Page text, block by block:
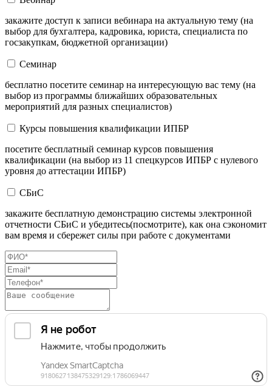
закажите доступ к записи вебинара на актуальную тему (на
выбор для бухгалтера, кадровика, юриста, специалиста по
госзакупкам, бюджетной организации)
Семинар
бесплатно посетите семинар на интересующую вас тему (на
выбор из программы ближайших образовательных
мероприятий для разных специалистов)
Курсы повышения квалификации ИПБР
посетите бесплатный семинар курсов повышения
квалификации (на выбор из 11 спецкурсов ИПБР с нулевого
уровня до аттестации ИПБР)
СБиС
закажите бесплатную демонстрацию системы электронной
отчетности СБиС и убедитесь(посмотрите), как она сэкономит
вам время и сбережет силы при работе с документами